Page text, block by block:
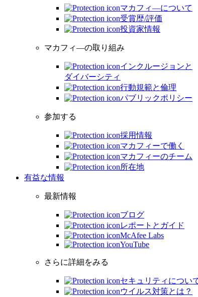
マカフィ―について
受賞歴/評価
投資家情報
マカフィ―の取り組み
インクルージョンと
ダイバーシティ
行動規範と倫理
パブリックポリシー
参加する
採用情報
マカフィーで働く
マカフィーのチーム
所在地
有益な情報
最新情報
ブログ
レポートとガイド
McAfee Labs
YouTube
さらに詳細をみる
セキュリティについ
ウイルス対策とは？